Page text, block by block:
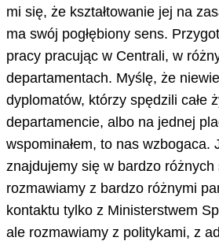
mi się, że kształtowanie jej na
ma swój pogłębiony sens.
pracy pracując w Centrali, w
departamentach. Myślę, że
dyplomatów, którzy spędzili całe
departamencie, albo na jednej
wspominałem, to nas wzbogaca.
znajdujemy się w bardzo różnych
rozmawiamy z bardzo różnymi
kontaktu tylko z Ministerstwem
ale rozmawiamy z politykami, z